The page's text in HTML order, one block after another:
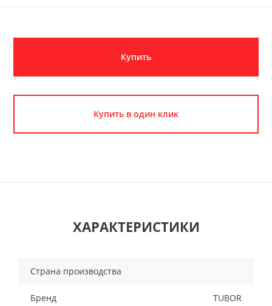
Купить
Купить в один клик
ХАРАКТЕРИСТИКИ
Страна производства
Бренд TUBOR